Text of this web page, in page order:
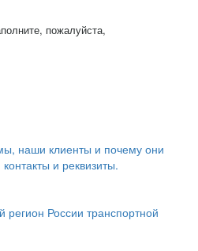
пожалуйста,
наши клиенты и почему они
и реквизиты.
России транспортной